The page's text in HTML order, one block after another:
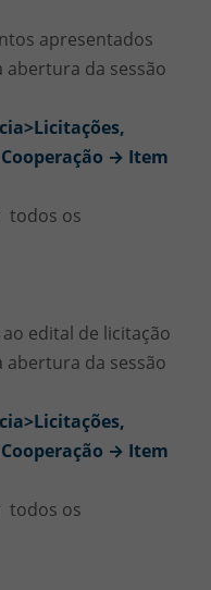
apresentados
abertura da sessão
→ Item
todos os
edital de licitação
abertura da sessão
→ Item
todos os